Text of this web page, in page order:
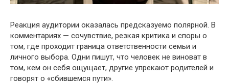
Реакция аудитории оказалась предсказуемо полярной. В
комментариях — сочувствие, резкая критика и споры о
том, где проходит граница ответственности семьи и
личного выбора. Одни пишут, что человек не виноват в
том, кем он себя ощущает, другие упрекают родителей и
говорят о «сбившемся пути».